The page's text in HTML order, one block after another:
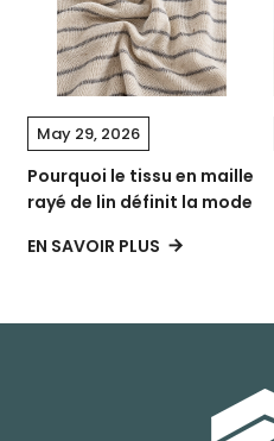
May 29, 2026
Pourquoi le tissu en maille
rayé de lin définit la mode
EN SAVOIR PLUS